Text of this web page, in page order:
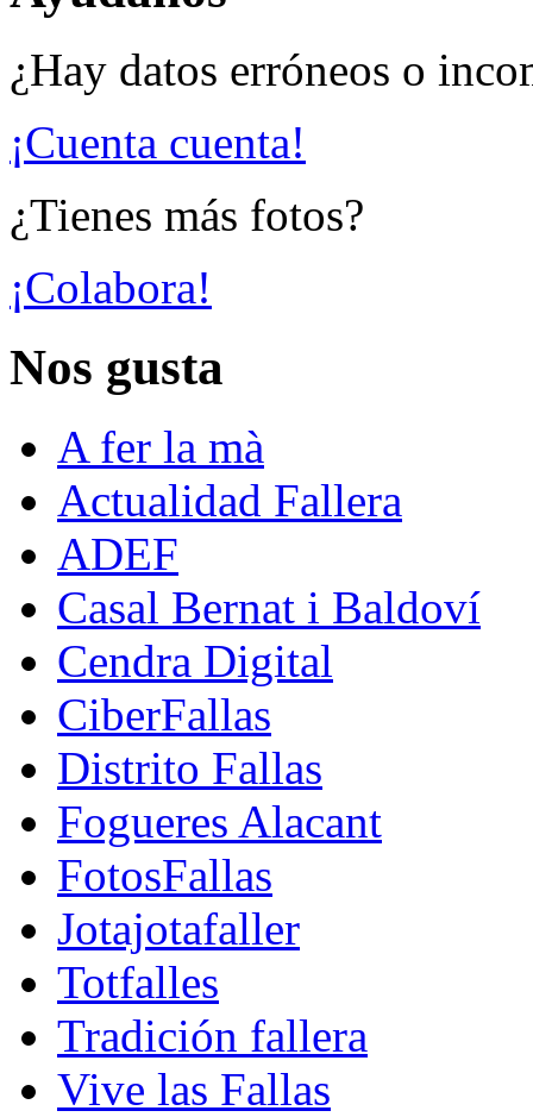
¿Hay datos erróneos o
¡Cuenta cuenta!
¿Tienes más fotos?
¡Colabora!
Nos gusta
A fer la mà
Actualidad Fallera
ADEF
Casal Bernat i Baldoví
Cendra Digital
CiberFallas
Distrito Fallas
Fogueres Alacant
FotosFallas
Jotajotafaller
Totfalles
Tradición fallera
Vive las Fallas